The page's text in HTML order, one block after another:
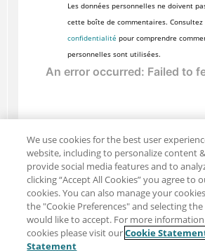
Les données personnelles ne doivent
cette boîte de commentaires. Consultez
confidentialité pour comprendre
personnelles sont utilisées.
Partager : Courriel Twitter
We use cookies for the best user
website, including to personalize content
provide social media features and to
clicking “Accept All Cookies” you agree to
cookies. You can also manage your
the "Cookie Preferences" and selecting
would like to accept. For more
cookies please visit ourCookie
Statement